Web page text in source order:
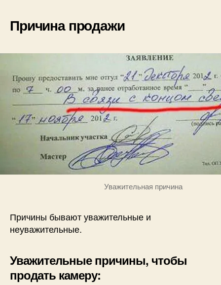
Причина продажи
Уважительная причина
Причины бывают уважительные и
неуважительные.
Уважительные причины, чтобы
продать камеру: